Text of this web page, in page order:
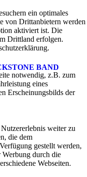
BAND
ein optimales
von Drittanbietern werden
aktiviert ist. Die
Drittland erfolgen.
notwendig, z.B. zum
eines
Erscheinungsbilds der
weiter zu
die dem
gestellt werden,
Werbung durch die
Webseiten.